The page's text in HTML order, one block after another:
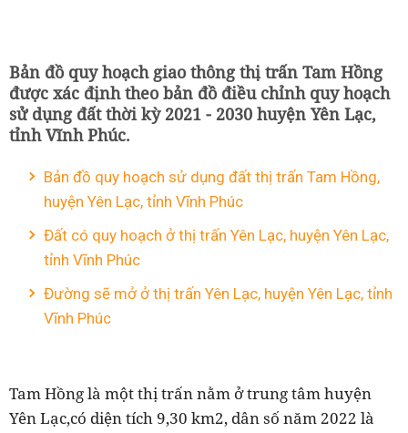
Bản đồ quy hoạch giao thông thị trấn Tam Hồng
được xác định theo bản đồ điều chỉnh quy hoạch
sử dụng đất thời kỳ 2021 - 2030 huyện Yên Lạc,
tỉnh Vĩnh Phúc.
Bản đồ quy hoạch sử dụng đất thị trấn Tam Hồng,
huyện Yên Lạc, tỉnh Vĩnh Phúc
Đất có quy hoạch ở thị trấn Yên Lạc, huyện Yên Lạc,
tỉnh Vĩnh Phúc
Đường sẽ mở ở thị trấn Yên Lạc, huyện Yên Lạc, tỉnh
Vĩnh Phúc
Tam Hồng là một thị trấn nằm ở trung tâm huyện
Yên Lạc,có diện tích 9,30 km2, dân số năm 2022 là